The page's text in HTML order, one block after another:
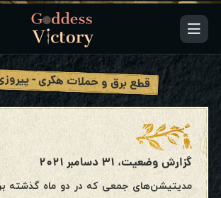
قطع برق و حملات هکری -
گزارش وضعیت، ۳۱ دسامبر ۲۰۲۱
مدیتیشن‌های جمعی که در دو ماه گذشته